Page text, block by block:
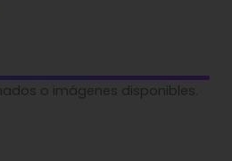
o imágenes disponibles.